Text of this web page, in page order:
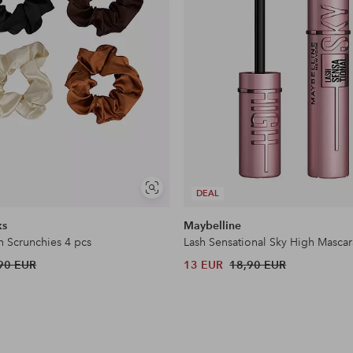
Näytä
Scrunchies 4 pcs
EUR
DEAL
Maybelline
Lash Sensational Sky High
13 EUR 18,90 EUR